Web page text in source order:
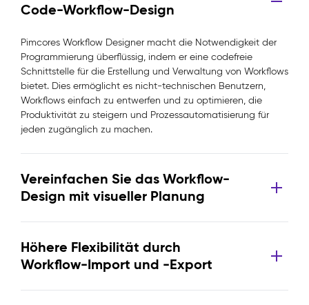
Code-Workflow-Design
Pimcores Workflow Designer macht die Notwendigkeit der
Programmierung überflüssig, indem er eine codefreie
Schnittstelle für die Erstellung und Verwaltung von Workflows
bietet. Dies ermöglicht es nicht-technischen Benutzern,
Workflows einfach zu entwerfen und zu optimieren, die
Produktivität zu steigern und Prozessautomatisierung für
jeden zugänglich zu machen.
Vereinfachen Sie das Workflow-
Design mit visueller Planung
Höhere Flexibilität durch
Workflow-Import und -Export